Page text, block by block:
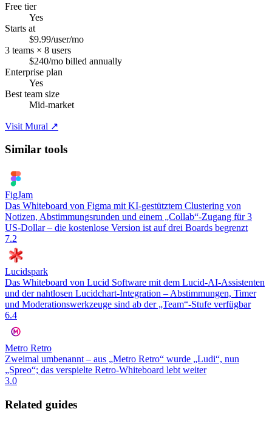
Free tier
Yes
Starts at
$9.99/user/mo
3 teams × 8 users
$240/mo billed annually
Enterprise plan
Yes
Best team size
Mid-market
Visit Mural ↗
Similar tools
FigJam
Das Whiteboard von Figma mit KI-gestütztem Clustering von
Notizen, Abstimmungsrunden und einem „Collab“-Zugang für 3
US-Dollar – die kostenlose Version ist auf drei Boards begrenzt
7.2
Lucidspark
Das Whiteboard von Lucid Software mit dem Lucid-AI-Assistenten
und der nahtlosen Lucidchart-Integration – Abstimmungen, Timer
und Moderationswerkzeuge sind ab der „Team“-Stufe verfügbar
6.4
Metro Retro
Zweimal umbenannt – aus „Metro Retro“ wurde „Ludi“, nun
„Spreo“; das verspielte Retro-Whiteboard lebt weiter
3.0
Related guides